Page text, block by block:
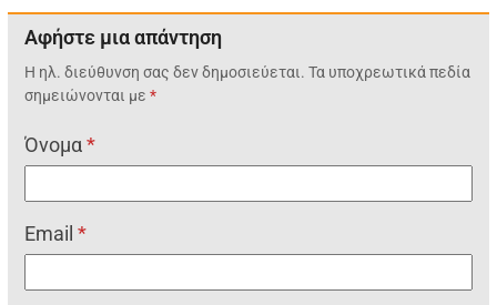
Αφήστε μια απάντηση
Η ηλ. διεύθυνση σας δεν δημοσιεύεται. Τα υποχρεωτικά πεδία
σημειώνονται με*
Όνομα*
Email*